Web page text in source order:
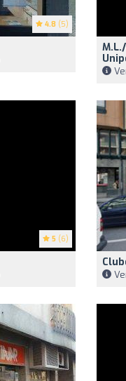
4.8 (5)
5 (6)